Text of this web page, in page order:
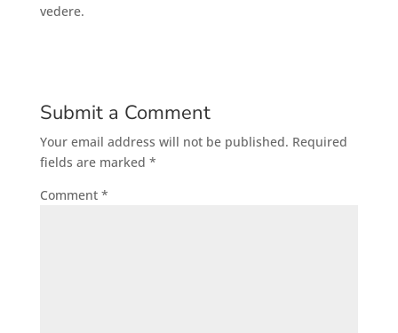
vedere.
Submit a Comment
Your email address will not be published. Required
fields are marked *
Comment *